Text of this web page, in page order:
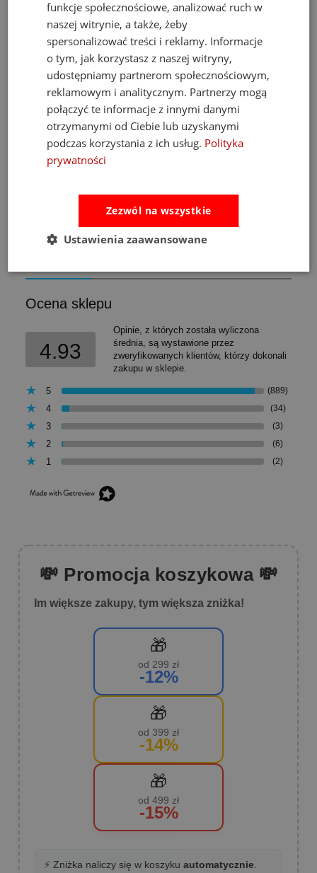
Fat Brain Toys dmuchawa do piłek Air Toobz
489,00 zł
Cena regularna:526,00 zł
Ocena sklepu
4.93
Opinie, z których została wyliczona
średnia, są wystawione przez
zweryfikowanych klientów, którzy dokonali
zakupu w sklepie.
5 (889)
4 (34)
3 (3)
2 (6)
1 (2)
💸 Promocja koszykowa 💸
Im większe zakupy, tym większa zniżka!
🎁
od 299 zł
-12%
🎁
od 399 zł
-14%
🎁
od 499 zł
-15%
⚡ Zniżka naliczy się w koszyku automatycznie
funkcje społecznościowe, analizować ruch w
naszej witrynie, a także, żeby
spersonalizować treści i reklamy. Informacje
o tym, jak korzystasz z naszej witryny,
udostępniamy partnerom społecznościowym,
reklamowym i analitycznym. Partnerzy mogą
połączyć te informacje z innymi danymi
otrzymanymi od Ciebie lub uzyskanymi
podczas korzystania z ich usług. Polityka
prywatności
Zezwól na wszystkie
Ustawienia zaawansowane